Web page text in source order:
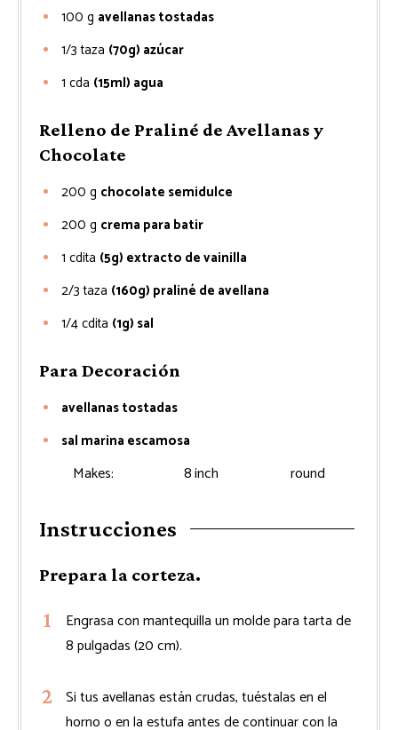
100 g avellanas tostadas
1/3taza (70g) azúcar
1 cda (15ml) agua
Relleno de Praliné de Avellanas y
Chocolate
200 g chocolate semidulce
200 g crema para batir
1 cdita (5g) extracto de vainilla
2/3 taza (160g) praliné de avellana
1/4cdita (1g) sal
Para Decoración
avellanas tostadas
sal marina escamosa
Makes: 8inch round
Instrucciones
Prepara la corteza.
Engrasa con mantequilla un molde para tarta de
8 pulgadas (20 cm).
Si tus avellanas están crudas, tuéstalas en el
horno o en la estufa antes de continuar con la